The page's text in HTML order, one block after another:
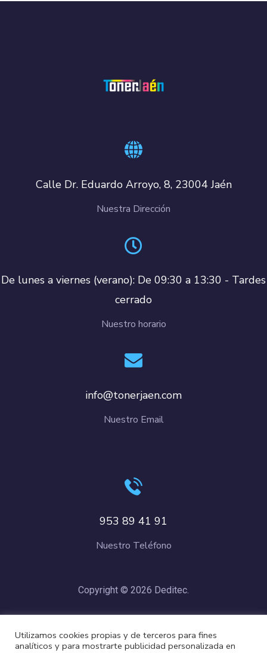
Calle Dr. Eduardo Arroyo, 8, 23004 Jaén
Nuestra Dirección
De lunes a viernes (verano): De 09:30 a 13:30 - Tardes
cerrado
Nuestro horario
info@tonerjaen.com
Nuestro Email
953 89 41 91
Nuestro Teléfono
Copyright © 2026 Deditec.
Cookies
Utilizamos cookies propias y de terceros para fines
analíticos y para mostrarte publicidad personalizada en